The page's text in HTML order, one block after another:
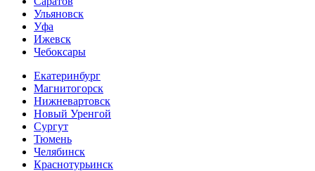
Ульяновск
Уфа
Ижевск
Чебоксары
Екатеринбург
Магнитогорск
Нижневартовск
Новый Уренгой
Сургут
Тюмень
Челябинск
Краснотурьинск